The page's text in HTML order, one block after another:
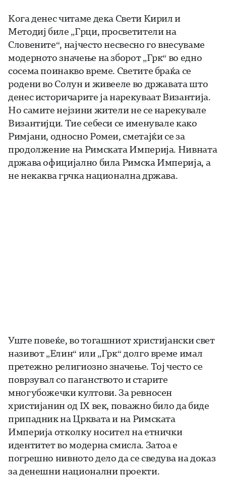
Кога денес читаме дека Свети Кирил и
Методиј биле „Грци, просветители на
Словените“, најчесто несвесно го внесуваме
модерното значење на зборот „Грк“ во едно
сосема поинакво време. Светите браќа се
родени во Солун и живееле во државата што
денес историчарите ја нарекуваат Византија.
Но самите нејзини жители не се нарекувале
Византијци. Тие себеси се именувале како
Римјани, односно Ромеи, сметајќи се за
продолжение на Римската Империја. Нивната
држава официјално била Римска Империја, а
не некаква грчка национална држава.
Уште повеќе, во тогашниот христијански свет
називот „Елин“ или „Грк“ долго време имал
претежно религиозно значење. Тој често се
поврзувал со паганството и старите
многубожечки култови. За ревносен
христијанин од IX век, поважно било да биде
припадник на Црквата и на Римската
Империја отколку носител на етнички
идентитет во модерна смисла. Затоа е
погрешно нивното дело да се сведува на доказ
за денешни национални проекти.